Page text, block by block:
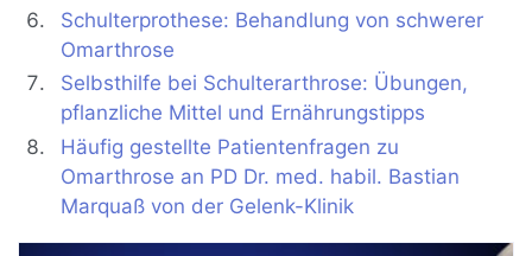
Schulterprothese: Behandlung von schwerer
Omarthrose
Selbsthilfe bei Schulterarthrose: Übungen,
pflanzliche Mittel und Ernährungstipps
Häufig gestellte Patientenfragen zu
Omarthrose an PD Dr. med. habil. Bastian
Marquaß von der Gelenk-Klinik